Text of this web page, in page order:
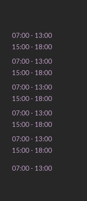
07:00 - 13:00
15:00 - 18:00
07:00 - 13:00
15:00 - 18:00
07:00 - 13:00
15:00 - 18:00
07:00 - 13:00
15:00 - 18:00
07:00 - 13:00
15:00 - 18:00
07:00 - 13:00